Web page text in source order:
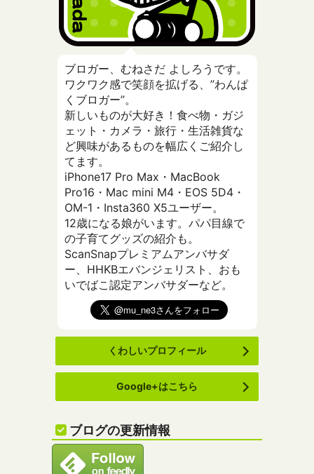
ブロガー、むねさだ よしろうです。
ワクワク感で笑顔を拡げる、”わんぱ
くブロガー”。
新しいものが大好き！食べ物・ガジ
ェット・カメラ・旅行・生活雑貨な
ど興味があるものを幅広くご紹介し
てます。
iPhone17 Pro Max・MacBook
Pro16・Mac mini M4・EOS 5D4・
OM-1・Insta360 X5ユーザー。
12歳になる娘がいます。パパ目線で
の子育てグッズの紹介も。
ScanSnapプレミアムアンバサダ
ー、HHKBエバンジェリスト、おも
いでばこ認定アンバサダーなど。
くわしいプロフィール
Google+はこちら
ブログの更新情報